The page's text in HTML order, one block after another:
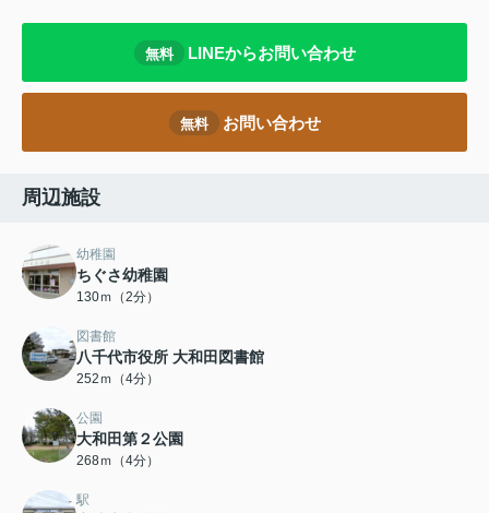
無料 LINEからお問い合わせ
無料 お問い合わせ
周辺施設
幼稚園
ちぐさ幼稚園
130ｍ（2分）
図書館
八千代市役所 大和田図書館
252ｍ（4分）
公園
大和田第２公園
268ｍ（4分）
駅